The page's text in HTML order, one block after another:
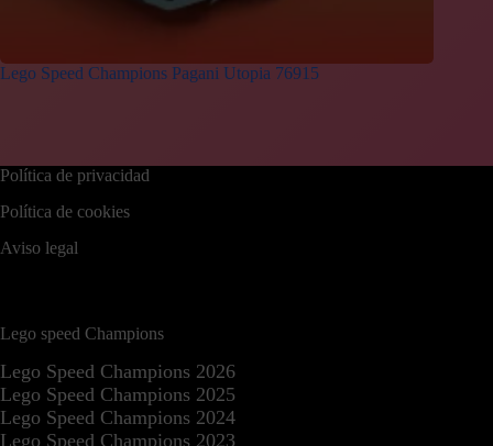
Lego Speed Champions Pagani Utopia 76915
Política de privacidad
Política de cookies
Aviso legal
Lego speed Champions
Lego Speed Champions 2026
Lego Speed Champions 2025
Lego Speed Champions 2024
Lego Speed Champions 2023